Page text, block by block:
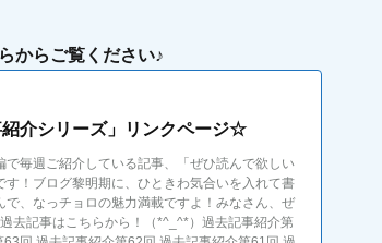
からご覧ください♪
介シリーズ」リンクページ☆
毎週ご紹介している記事、「ぜひ読んで欲しい
！ブログ黎明期に、ひときわ気合いを入れて書
、なっチョロの魅力満載ですよ！みなさん、ぜ
去記事はこちらから！（*^_^*）過去記事紹介第